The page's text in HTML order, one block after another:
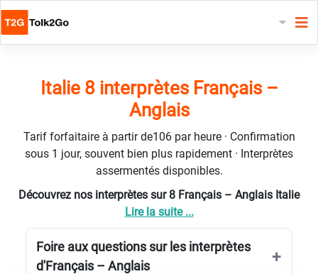
Italie 8 interprètes Français –
Anglais
Tarif forfaitaire à partir de106 par heure · Confirmation
sous 1 jour, souvent bien plus rapidement · Interprètes
assermentés disponibles.
Découvrez nos interprètes sur 8 Français – Anglais Italie
Lire la suite ...
Foire aux questions sur les interprètes
d'Français – Anglais